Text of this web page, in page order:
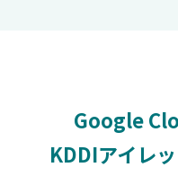
Google
KDDIアイレ